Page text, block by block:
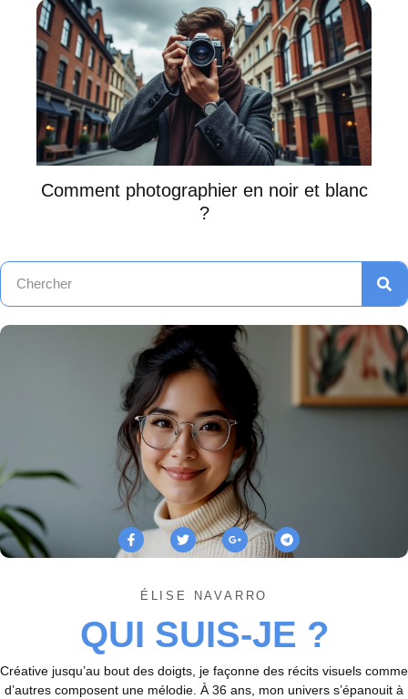
Comment photographier en noir et blanc
?
ÉLISE NAVARRO
QUI SUIS-JE ?
Créative jusqu’au bout des doigts, je façonne des récits visuels comme
d’autres composent une mélodie. À 36 ans, mon univers s’épanouit à